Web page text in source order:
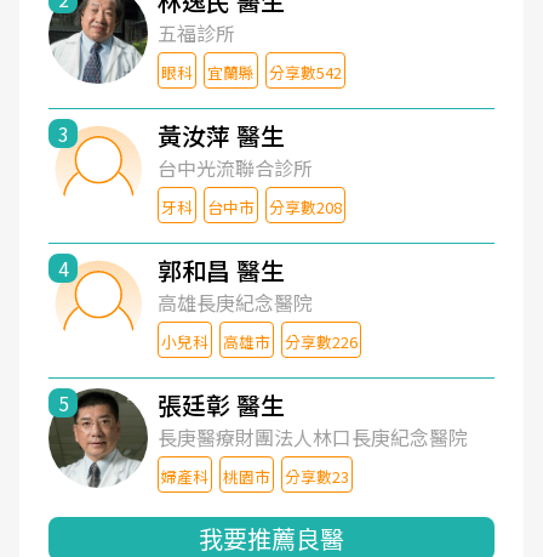
五福診所
眼科 宜蘭縣 分享數542
3 黃汝萍 醫生
台中光流聯合診所
牙科 台中市 分享數208
4 郭和昌 醫生
高雄長庚紀念醫院
小兒科 高雄市 分享數226
5 張廷彰 醫生
長庚醫療財團法人林口長庚紀念醫院
婦產科 桃園市 分享數23
我要推薦良醫